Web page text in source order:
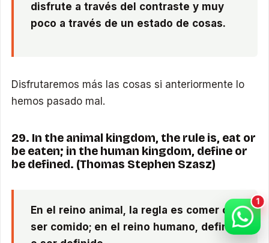
disfrute a través del contraste y muy
poco a través de un estado de cosas.
Disfrutaremos más las cosas si anteriormente lo
hemos pasado mal.
29. In the animal kingdom, the rule is, eat or
be eaten; in the human kingdom, define or
be defined. (Thomas Stephen Szasz)
En el reino animal, la regla es comer o
ser comido; en el reino humano, definir